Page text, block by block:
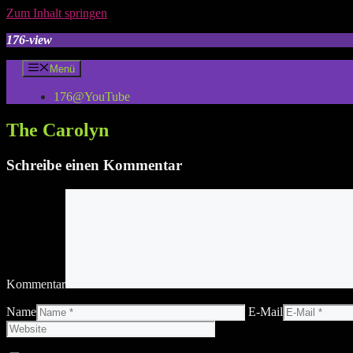
Zum Inhalt springen
176-view
Menü
176@YouTube
The Carolyn
Schreibe einen Kommentar
Kommentar
Name E-Mail